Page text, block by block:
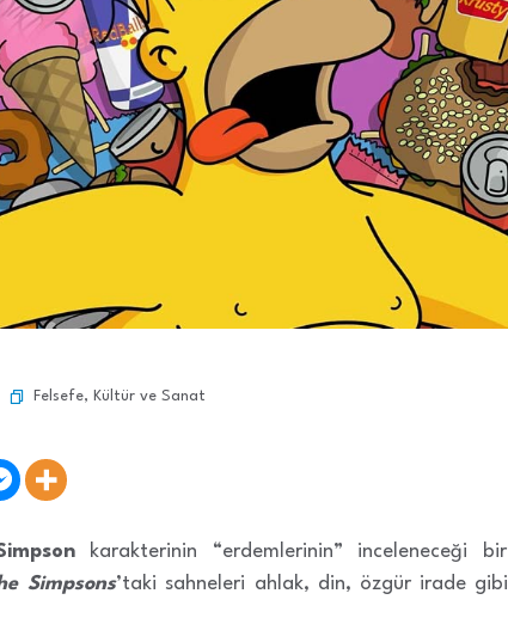
Felsefe, Kültür ve Sanat
karakterinin “erdemlerinin” inceleneceği
Simpsons’taki sahneleri ahlak, din, özgür irade